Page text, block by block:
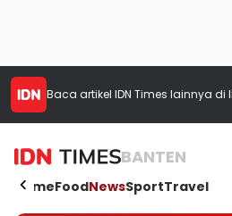
Baca artikel IDN Times lainnya di
BANTEN
HomeFoodNewsSportTravel